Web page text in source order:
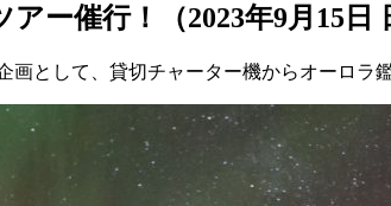
ー催行！（2023年9月15日
画として、貸切チャーター機からオーロ